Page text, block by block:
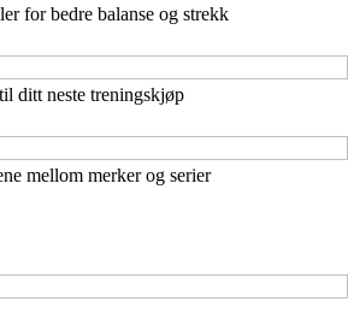
for bedre balanse og strekk
ditt neste treningskjøp
mellom merker og serier